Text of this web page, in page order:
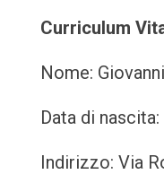
Curriculum
Nome:
Data di
Indirizzo: Via